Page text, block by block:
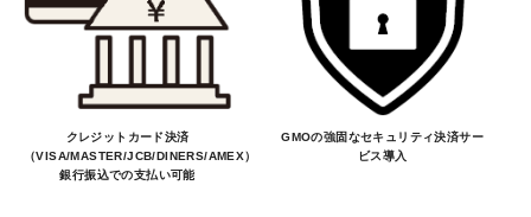
クレジットカード決済
（VISA/MASTER/JCB/DINERS/AMEX）、
銀行振込での支払い可能
GMOの強固なセキュリティ決済サー
ビス導入